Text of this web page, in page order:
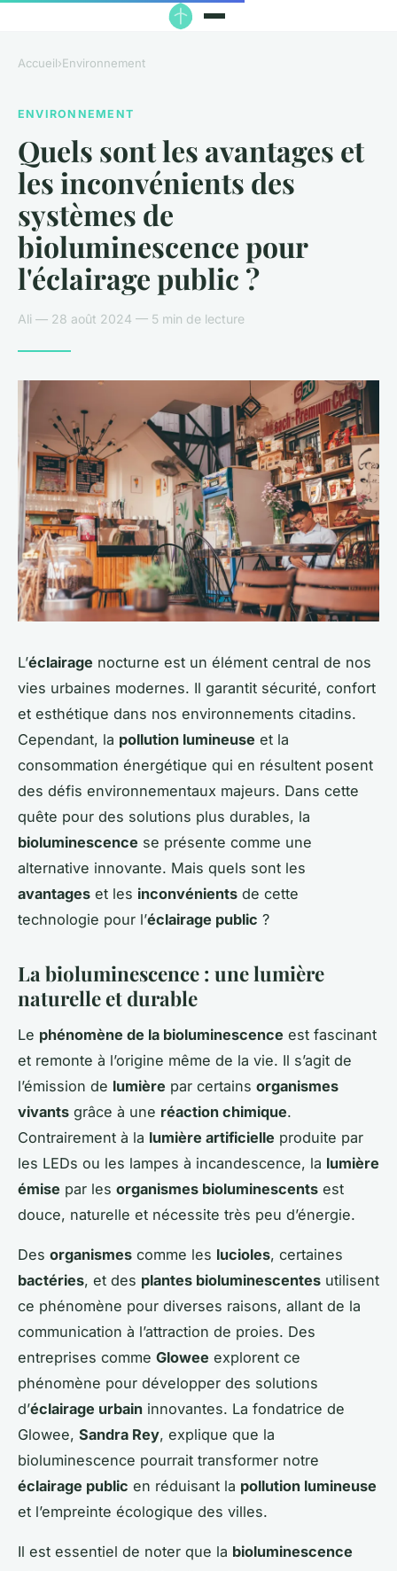
Accueil›Environnement
ENVIRONNEMENT
Quels sont les avantages et
les inconvénients des
systèmes de
bioluminescence pour
l'éclairage public ?
Ali — 28 août 2024 — 5 min de lecture
L’éclairage nocturne est un élément central de nos
vies urbaines modernes. Il garantit sécurité, confort
et esthétique dans nos environnements citadins.
Cependant, la pollution lumineuse et la
consommation énergétique qui en résultent posent
des défis environnementaux majeurs. Dans cette
quête pour des solutions plus durables, la
bioluminescence se présente comme une
alternative innovante. Mais quels sont les
avantages et les inconvénients de cette
technologie pour l’éclairage public ?
La bioluminescence : une lumière
naturelle et durable
Le phénomène de la bioluminescence est fascinant
et remonte à l’origine même de la vie. Il s’agit de
l’émission de lumière par certains organismes
vivants grâce à une réaction chimique.
Contrairement à la lumière artificielle produite par
les LEDs ou les lampes à incandescence, la lumière
émise par les organismes bioluminescents est
douce, naturelle et nécessite très peu d’énergie.
Des organismes comme les lucioles, certaines
bactéries, et des plantes bioluminescentes utilisent
ce phénomène pour diverses raisons, allant de la
communication à l’attraction de proies. Des
entreprises comme Glowee explorent ce
phénomène pour développer des solutions
d’éclairage urbain innovantes. La fondatrice de
Glowee, Sandra Rey, explique que la
bioluminescence pourrait transformer notre
éclairage public en réduisant la pollution lumineuse
et l’empreinte écologique des villes.
Il est essentiel de noter que la bioluminescence